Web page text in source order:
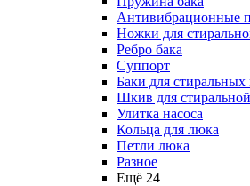
Антивибрационные
Ножки для
Ребро бака
Суппорт
Баки для
Шкив для
Улитка насоса
Кольца для люка
Петли люка
Разное
Ещё 24